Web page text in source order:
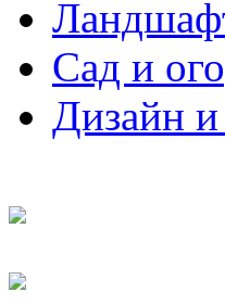
Сад и
Дизайн